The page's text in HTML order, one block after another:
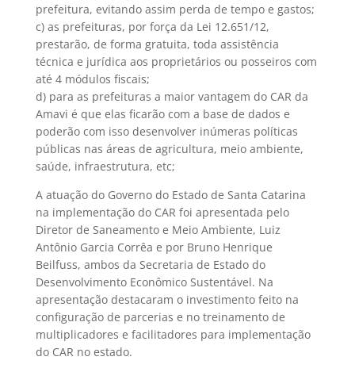
prefeitura, evitando assim perda de tempo e gastos;
c) as prefeituras, por força da Lei 12.651/12,
prestarão, de forma gratuita, toda assistência
técnica e jurídica aos proprietários ou posseiros com
até 4 módulos fiscais;
d) para as prefeituras a maior vantagem do CAR da
Amavi é que elas ficarão com a base de dados e
poderão com isso desenvolver inúmeras políticas
públicas nas áreas de agricultura, meio ambiente,
saúde, infraestrutura, etc;
A atuação do Governo do Estado de Santa Catarina
na implementação do CAR foi apresentada pelo
Diretor de Saneamento e Meio Ambiente, Luiz
Antônio Garcia Corrêa e por Bruno Henrique
Beilfuss, ambos da Secretaria de Estado do
Desenvolvimento Econômico Sustentável. Na
apresentação destacaram o investimento feito na
configuração de parcerias e no treinamento de
multiplicadores e facilitadores para implementação
do CAR no estado.